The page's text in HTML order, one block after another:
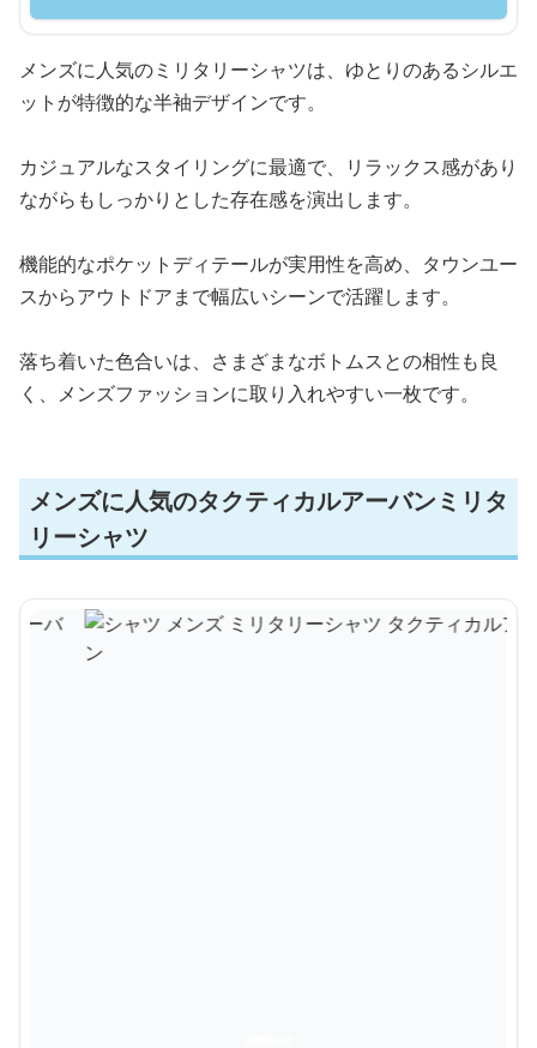
メンズに人気のミリタリーシャツは、ゆとりのあるシルエ
ットが特徴的な半袖デザインです。
カジュアルなスタイリングに最適で、リラックス感があり
ながらもしっかりとした存在感を演出します。
機能的なポケットディテールが実用性を高め、タウンユー
スからアウトドアまで幅広いシーンで活躍します。
落ち着いた色合いは、さまざまなボトムスとの相性も良
く、メンズファッションに取り入れやすい一枚です。
メンズに人気のタクティカルアーバンミリタ
リーシャツ